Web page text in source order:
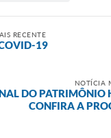
RECENTE
19
NOTÍCIA
DO PATRIMÔNIO
CONFIRA A